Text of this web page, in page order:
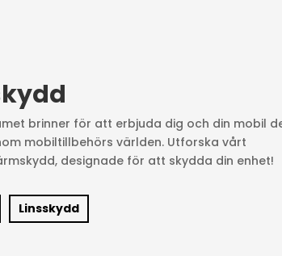
brinner för att erbjuda dig och din mobil
mobiltillbehörs världen. Utforska vårt
designade för att skydda din enhet!
Linsskydd